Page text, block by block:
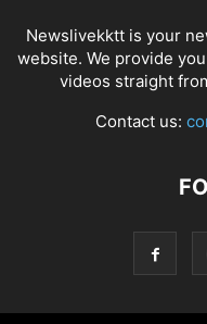
Newslivekktt is your
website. We provide
videos straight
Contact us: